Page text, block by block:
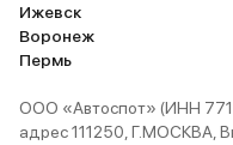
Ижевск
Воронеж
Пермь
ООО «Автоспот» (ИНН
адрес 111250, Г.МОСКВА,